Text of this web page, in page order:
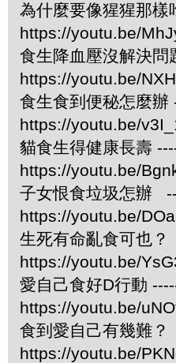
為什麼要像猩猩那樣
https://youtu.be/
食生降血壓沒解決
https://youtu.be/
食生食到便秘怎麼辦
https://youtu.be/
貓食生得健康長壽
https://youtu.be/
子女恨食垃圾怎辦
https://youtu.be/
生死有命亂食可也
https://youtu.be/
愛自己食好D行動
https://youtu.be/
食到愛自己有幾難
https://youtu.be/